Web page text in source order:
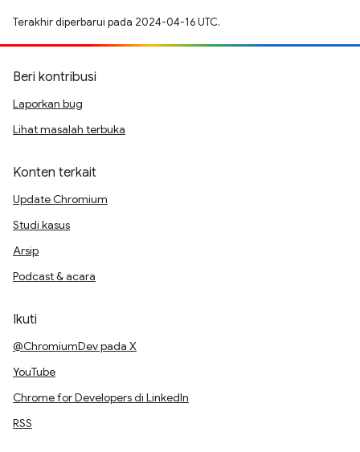
Terakhir diperbarui pada 2024-04-16 UTC.
Beri kontribusi
Laporkan bug
Lihat masalah terbuka
Konten terkait
Update Chromium
Studi kasus
Arsip
Podcast & acara
Ikuti
@ChromiumDev pada X
YouTube
Chrome for Developers di LinkedIn
RSS